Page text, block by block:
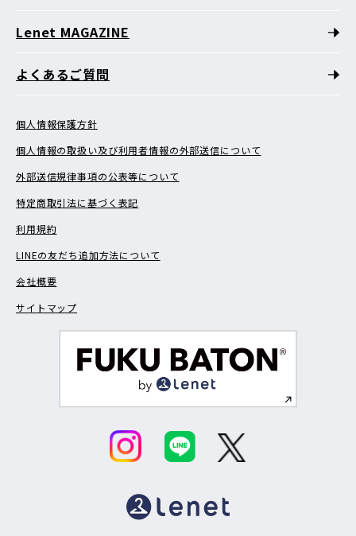
Lenet MAGAZINE
よくあるご質問
個人情報保護方針
個人情報の取扱い及び利用者情報の外部送信について
外部送信規律事項の公表等について
特定商取引法に基づく表記
利用規約
LINEの友だち追加方法について
会社概要
サイトマップ